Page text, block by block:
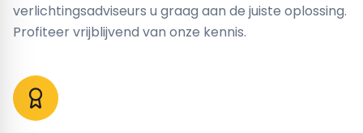
verlichtingsadviseurs u graag aan de juiste oplossing.
Profiteer vrijblijvend van onze kennis.